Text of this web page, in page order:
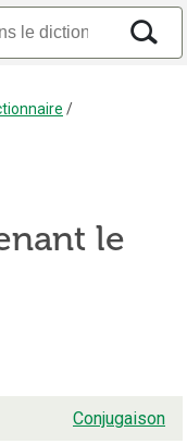
/
le
Conjugaison